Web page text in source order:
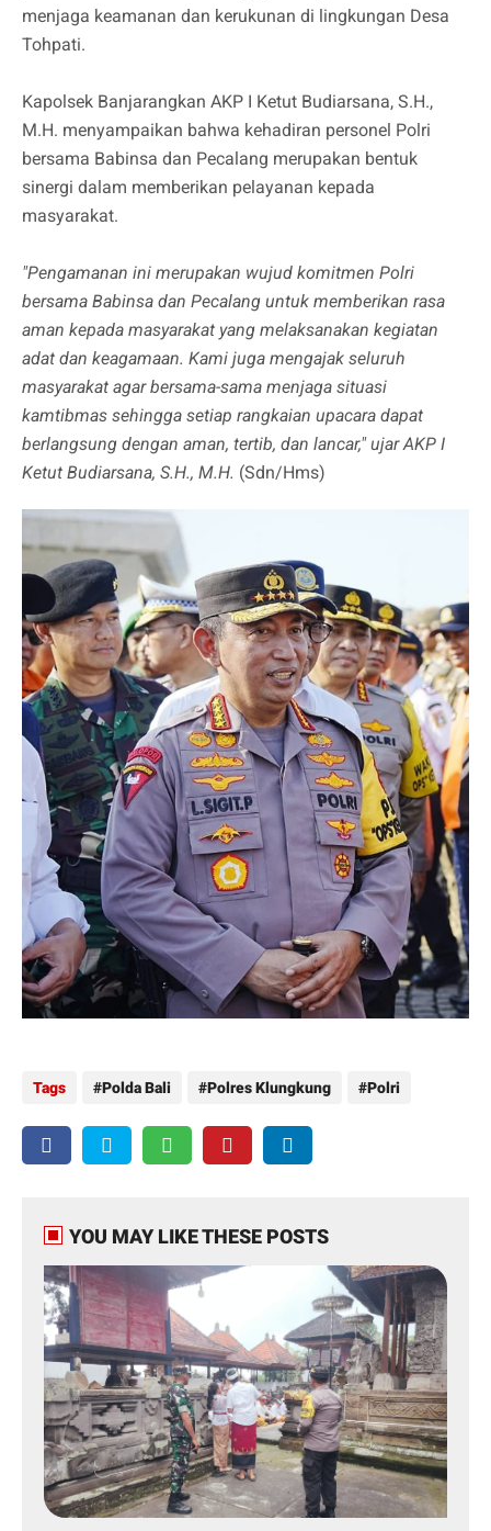
menjaga keamanan dan kerukunan di lingkungan Desa
Tohpati.
Kapolsek Banjarangkan AKP I Ketut Budiarsana, S.H.,
M.H. menyampaikan bahwa kehadiran personel Polri
bersama Babinsa dan Pecalang merupakan bentuk
sinergi dalam memberikan pelayanan kepada
masyarakat.
"Pengamanan ini merupakan wujud komitmen Polri
bersama Babinsa dan Pecalang untuk memberikan rasa
aman kepada masyarakat yang melaksanakan kegiatan
adat dan keagamaan. Kami juga mengajak seluruh
masyarakat agar bersama-sama menjaga situasi
kamtibmas sehingga setiap rangkaian upacara dapat
berlangsung dengan aman, tertib, dan lancar," ujar AKP I
Ketut Budiarsana, S.H., M.H. (Sdn/Hms)
Tags Polda Bali Polres Klungkung Polri
YOU MAY LIKE THESE POSTS